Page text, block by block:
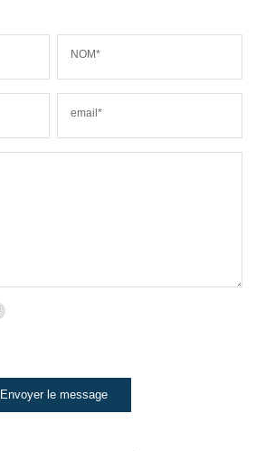
NOM*
email*
Envoyer le message